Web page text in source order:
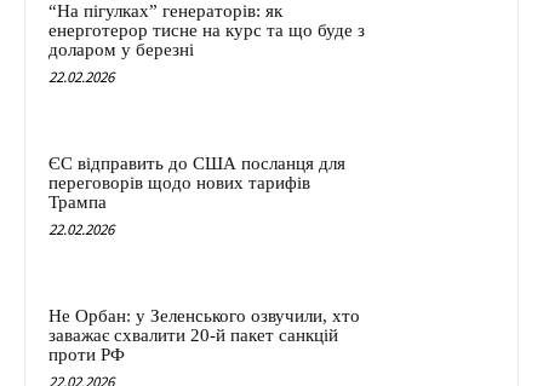
“На пігулках” генераторів: як
енерготерор тисне на курс та що буде з
доларом у березні
22.02.2026
ЄС відправить до США посланця для
переговорів щодо нових тарифів
Трампа
22.02.2026
Не Орбан: у Зеленського озвучили, хто
заважає схвалити 20-й пакет санкцій
проти РФ
22.02.2026